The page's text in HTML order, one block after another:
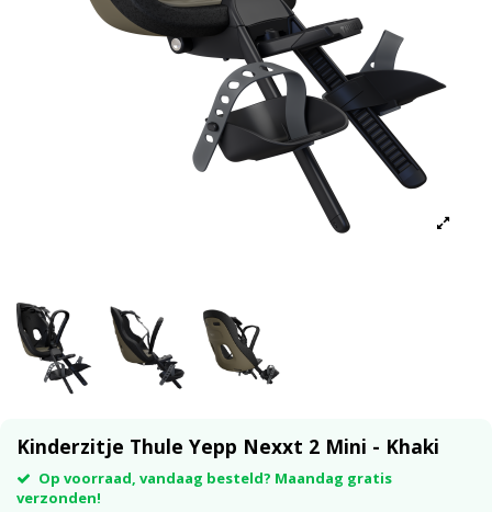
Kinderzitje Thule Yepp Nexxt 2 Mini - Khaki
Op voorraad, vandaag besteld? Maandag gratis
verzonden!